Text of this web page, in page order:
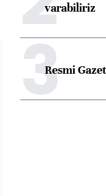
varabiliriz
3Resmi